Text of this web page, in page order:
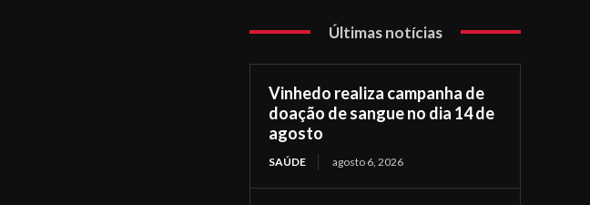
Últimas notícias
Vinhedo realiza campanha de
doação de sangue no dia 14 de
agosto
SAÚDE agosto 6, 2026